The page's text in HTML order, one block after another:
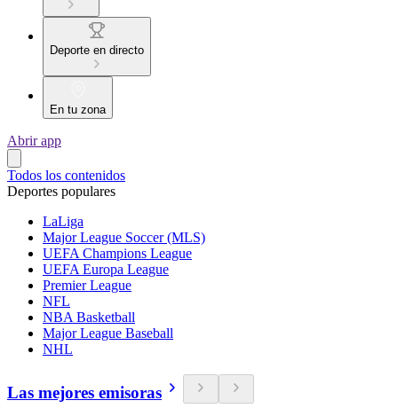
Deporte en directo
En tu zona
Abrir app
Todos los contenidos
Deportes populares
LaLiga
Major League Soccer (MLS)
UEFA Champions League
UEFA Europa League
Premier League
NFL
NBA Basketball
Major League Baseball
NHL
Las mejores emisoras